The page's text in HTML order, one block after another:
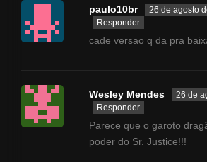
paulo10br
26 de agosto
Responder
cade versao q da pra
Wesley Mendes
26 de
Responder
Parece que o garoto
poder do Sr. Justice!!!